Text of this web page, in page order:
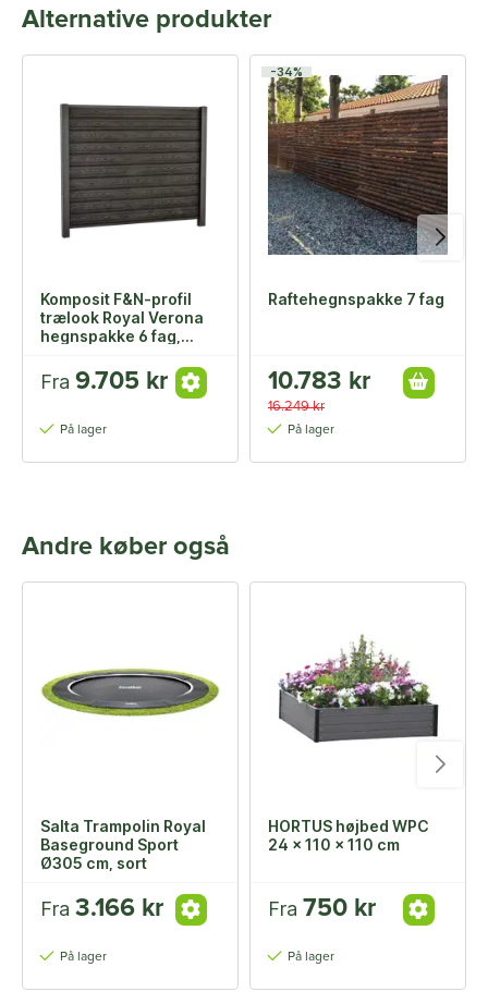
Alternative produkter
Komposit F&N-profil
trælook Royal Verona
hegnspakke 6 fag,
Fra 9.705 kr
På lager
-34%
Raftehegnspakke 7 fag
10.783 kr
16.249 kr
På lager
Andre køber også
Salta Trampolin Royal
Baseground Sport
Ø305 cm, sort
Fra 3.166 kr
På lager
HORTUS højbed WPC
24 x 110 x 110 cm
Fra 750 kr
På lager